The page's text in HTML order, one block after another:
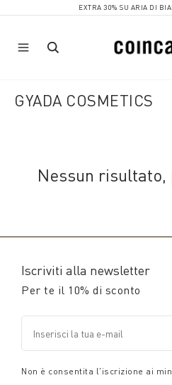
EXTRA 30% SU ARIA DI
GYADA COSMETICS
Nessun risultato,
Iscriviti alla newsletter
Per te il 10% di sconto
Non è consentita l'iscrizione ai